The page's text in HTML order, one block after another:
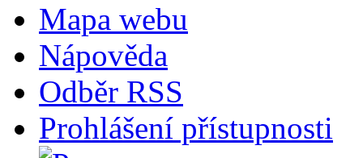
Mapa webu
Nápověda
Odběr RSS
Prohlášení přístupnosti